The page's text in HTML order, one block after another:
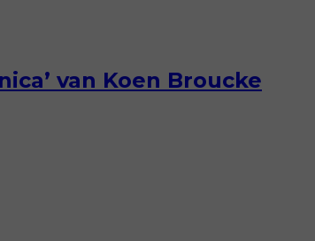
van Koen Broucke